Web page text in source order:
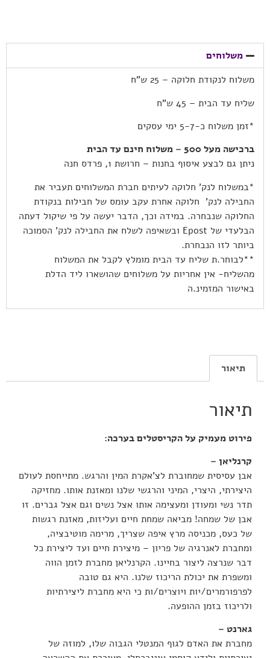
משלוחים
משלוח לנקודת חלוקה – 25 ש”ח
שליח עד הבית – 45 ש”ח
*זמן משלוח כ-5-7 ימי עסקים
ברכישה מעל 500 – משלוח חינם עד הבית
ניתן גם לבצע איסוף בחנות – חרושת 1, פרדס חנה
*במשלוח לנק’ חלוקה לעיתים חברת המשלוחים תעביר את
החבילה לנק’ חלוקה אחרת עקב עומס של חבילות בנקודת
החלוקה שנבחרה. במידה וכך, הדבר יעשה על פי שיקול דעתה
הבלעדי של Epost ובשאיפה לשלח את החבילה לנק’ הסמוכה
ביותר לזו הנבחרת.
**לבוחר.ת שליח עד הבית מומלץ לקבל את המשלוח
מהשליח- אין אחריות על משלוחים שהושארו ליד הדלת
באישור המזמינ.ה
תיאור
תיאור
פירוט מעמיק על הקריסטלים בערכה:
קרנליאן –
אבן עסיסית שמחוברת לצ’אקרת המין והרגש. מתייחסת לעולם
היצירתי, היצרי, המיני והרגשי שלנו ומאזנת אותו. מחזיקה
תדר נשי ומעודן ומעצימה אותו אצל נשים וגם אצל גברים. זו
אבן של שמחה! מביאה שמחת חיים ועליזות, מאזנת רגשות
של כעס, מכניסה מרץ איפה שצריך, מרימה מוטיבציה,
ומחברת לאנרגיה של פריון – מיצירת חיים ועד ליצירת כל
דבר שנרצה ליצור בחיינו. הקרנליאן מחברת לזמן הווה
ומשפרת את יכולת הריכוז שלנו. היא גם טובה
לפרפורמרים/יות ויוצרים/ות כי היא מחברת ליצירתיות
ולריכוז בזמן ההופעה.
גארנט –
מחברת את האדם לגוף המנטלי הגבוה שלו, למוזה של